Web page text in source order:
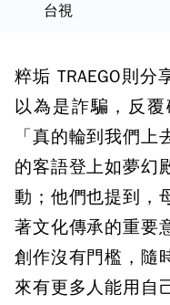
台視
粹垢 TRAEGO則
以為是詐騙，反
「真的輪到我們
的客語登上如夢幻
動；他們也提到，
著文化傳承的重要
創作沒有門檻，隨
來有更多人能用自